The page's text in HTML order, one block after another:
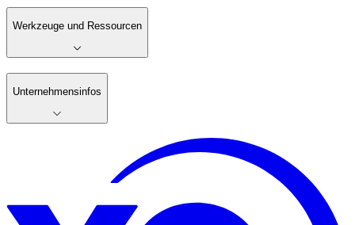
Werkzeuge und Ressourcen
Unternehmensinfos